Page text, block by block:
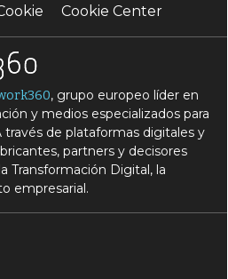
Cookie Center
, grupo europeo líder en
y medios especializados para
de plataformas digitales y
partners y decisores
Transformación Digital, la
empresarial.